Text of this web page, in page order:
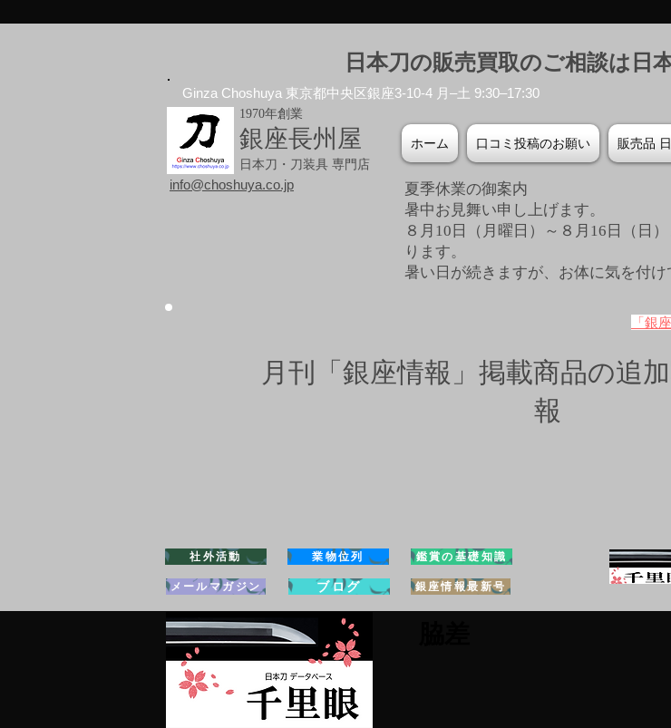
日本刀の販売買取のご相談は日
Ginza Choshuya 東京都中央区銀座3-10-4 月–土 9:30–17:30
1970年創業
銀座長州屋
日本刀・刀装具 専門店
ホーム 口コミ投稿のお願い 販売品
info@choshuya.co.jp
夏季休業の御案内
暑中お見舞い申し上げます。
８月10日（月曜日）～８月16日（日
ります。
暑い日が続きますが、お体に気を付け
「銀
月刊「銀座情報」掲載商品の追
報
社外活動 業物位列 鑑賞の基礎知識
メールマガジン ブログ 銀座情報最新号